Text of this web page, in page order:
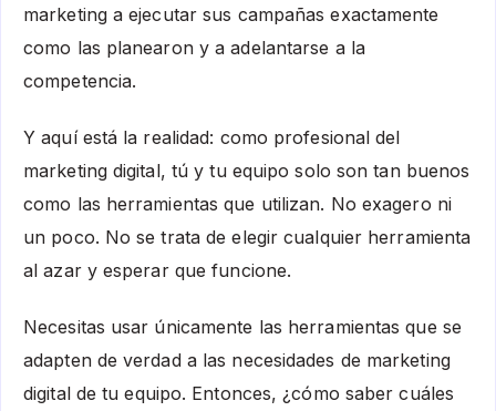
marketing a ejecutar sus campañas exactamente
como las planearon y a adelantarse a la
competencia.
Y aquí está la realidad: como profesional del
marketing digital, tú y tu equipo solo son tan buenos
como las herramientas que utilizan. No exagero ni
un poco. No se trata de elegir cualquier herramienta
al azar y esperar que funcione.
Necesitas usar únicamente las herramientas que se
adapten de verdad a las necesidades de marketing
digital de tu equipo. Entonces, ¿cómo saber cuáles